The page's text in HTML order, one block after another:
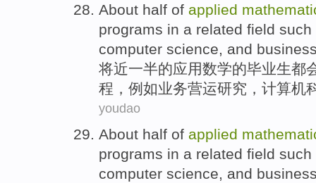
About half of applied
programs in a related field such
computer science and
将近一半的应用数学的毕业生都
程 ， 例如业务营运研究 ， 计算机
youdao
About half of applied
programs in a related field such
computer science, and